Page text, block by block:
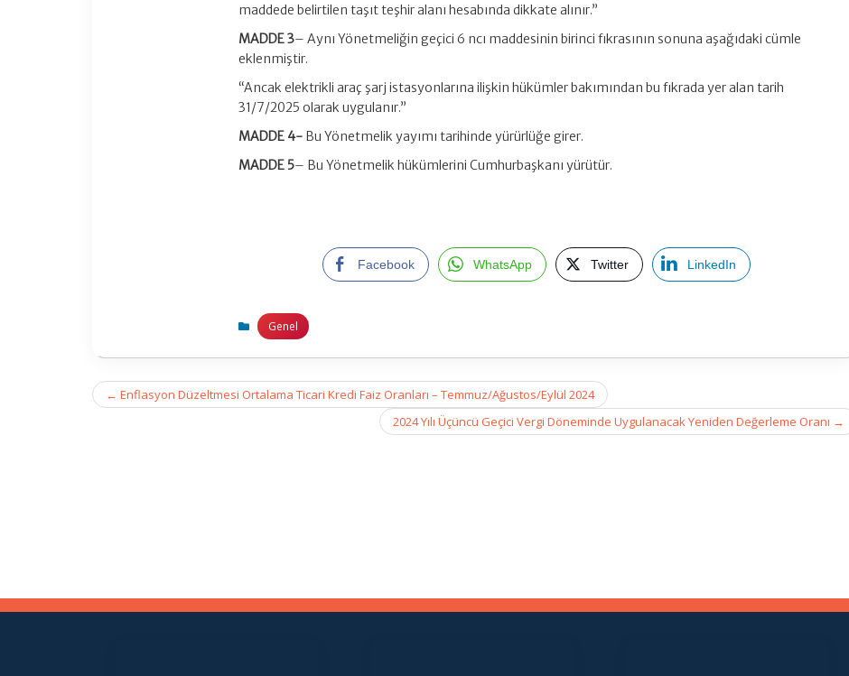
maddede belirtilen taşıt teşhir alanı hesabında dikkate alınır.”
MADDE 3– Aynı Yönetmeliğin geçici 6 ncı maddesinin birinci fıkrasının sonuna aşağıdaki cümle
eklenmiştir.
“Ancak elektrikli araç şarj istasyonlarına ilişkin hükümler bakımından bu fıkrada yer alan tarih
31/7/2025 olarak uygulanır.”
MADDE 4- Bu Yönetmelik yayımı tarihinde yürürlüğe girer.
MADDE 5– Bu Yönetmelik hükümlerini Cumhurbaşkanı yürütür.
Facebook WhatsApp Twitter LinkedIn
Genel
Post
navigation
← Enflasyon Düzeltmesi Ortalama Ticari Kredi Faiz Oranları – Temmuz/Ağustos/Eylül 2024
2024 Yılı Üçüncü Geçici Vergi Döneminde Uygulanacak Yeniden Değerleme Oranı →